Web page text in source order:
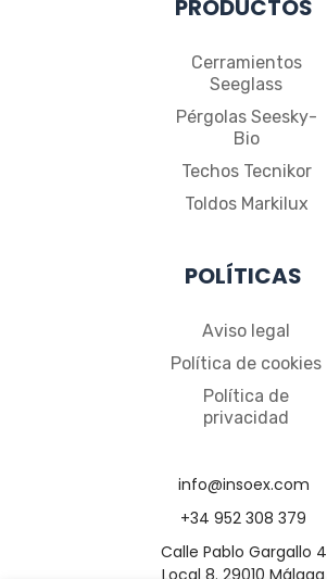
PRODUCTOS
Cerramientos
Seeglass
Pérgolas Seesky-
Bio
Techos Tecnikor
Toldos Markilux
POLÍTICAS
Aviso legal
Política de cookies
Política de
privacidad
info@insoex.com
+34 952 308 379
Calle Pablo Gargallo 4
Local 8. 29010 Málaga